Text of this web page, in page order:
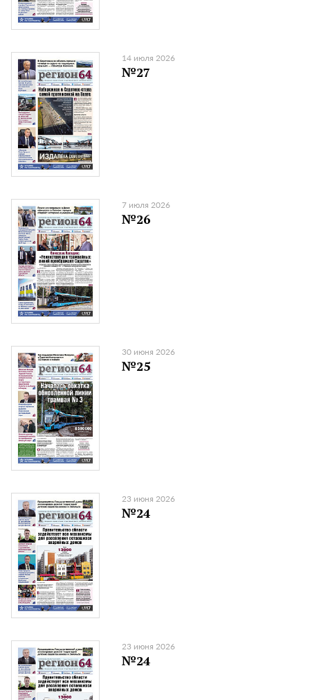
14 июля 2026
№27
7 июля 2026
№26
30 июня 2026
№25
23 июня 2026
№24
23 июня 2026
№24